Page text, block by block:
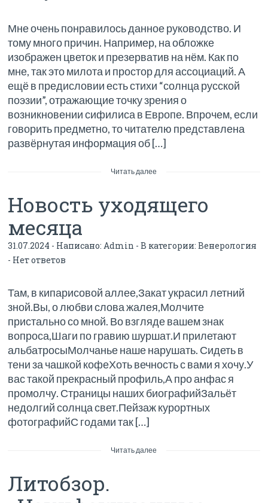
Мне очень понравилось данное руководство. И
тому много причин. Например, на обложке
изображен цветок и презерватив на нём. Как по
мне, так это милота и простор для ассоциаций. А
ещё в предисловии есть стихи “солнца русской
поэзии”, отражающие точку зрения о
возникновении сифилиса в Европе. Впрочем, если
говорить предметно, то читателю представлена
развёрнутая информация об […]
Читать далее
Новость уходящего
месяца
31.07.2024 - Написано:Admin - В категории:Венерология
- Нет ответов
Там, в кипарисовой аллее,Закат украсил летний
зной.Вы, о любви слова жалея,Молчите
пристально со мной. Во взгляде вашем знак
вопроса,Шаги по гравию шуршат.И прилетают
альбатросыМолчанье наше нарушать. Сидеть в
тени за чашкой кофеХоть вечность с вами я хочу.У
вас такой прекрасный профиль,А про анфас я
промолчу. Страницы наших биографийЗальёт
недолгий солнца свет.Пейзаж курортных
фотографийС годами так […]
Читать далее
Литобзор.